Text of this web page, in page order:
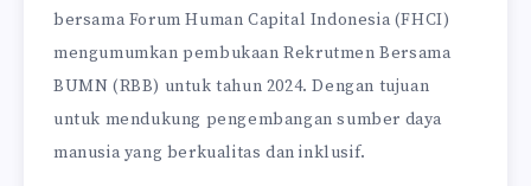
bersama Forum Human Capital Indonesia (FHCI)
mengumumkan pembukaan Rekrutmen Bersama
BUMN (RBB) untuk tahun 2024. Dengan tujuan
untuk mendukung pengembangan sumber daya
manusia yang berkualitas dan inklusif.